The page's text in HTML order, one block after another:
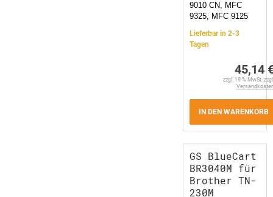
9010 CN, MFC
9325, MFC 9125
Lieferbar in 2-3
Tagen
45,14
zzgl. 19 % MwSt.
IN DEN WARENKORB
GS BlueCart
BR3040M für
Brother TN-
230M